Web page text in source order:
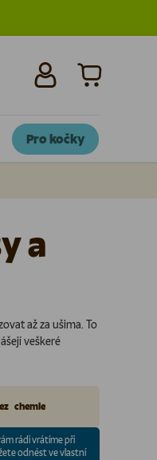
Přihlásit seKošík
Pro kočky
a
až za ušima. To
veškeré
chemie
rádi vrátíme při
odnést ve vlastní